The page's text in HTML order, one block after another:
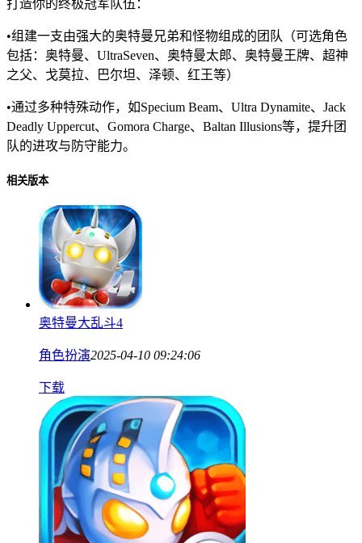
打造你的终极冠军队伍：
•组建一支由强大的奥特曼兄弟和怪物组成的团队（可选角色
包括：奥特曼、UltraSeven、奥特曼太郎、奥特曼王牌、超神
之父、戈莫拉、巴尔坦、泽顿、红王等）
•通过多种特殊动作，如Specium Beam、Ultra Dynamite、Jack
Deadly Uppercut、Gomora Charge、Baltan Illusions等，提升团
队的进攻与防守能力。
相关版本
奥特曼大乱斗4
角色扮演2025-04-10 09:24:06
下载